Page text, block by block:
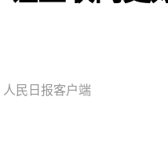
民日报客户端